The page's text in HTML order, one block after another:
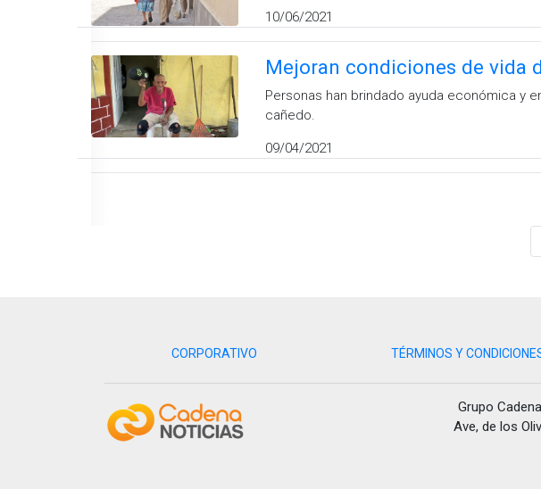
10/06/2021
Mejoran condiciones de vida
Personas han brindado ayuda económica y
cañedo.
09/04/2021
CORPORATIVO TÉRMINOS Y
Grupo
Ave, de los